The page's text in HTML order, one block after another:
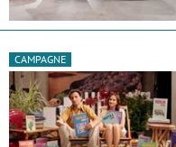
CAMPAGNE